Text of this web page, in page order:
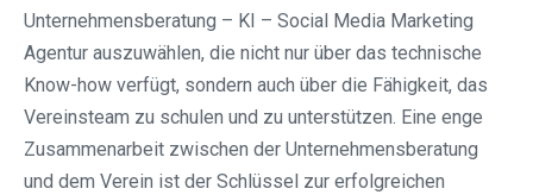
Unternehmensberatung – KI – Social Media Marketing
Agentur auszuwählen, die nicht nur über das technische
Know-how verfügt, sondern auch über die Fähigkeit, das
Vereinsteam zu schulen und zu unterstützen. Eine enge
Zusammenarbeit zwischen der Unternehmensberatung
und dem Verein ist der Schlüssel zur erfolgreichen